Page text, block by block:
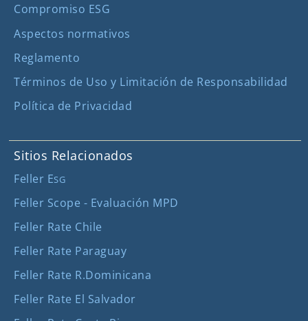
Compromiso ESG
Aspectos normativos
Reglamento
Términos de Uso y Limitación de Responsabilidad
Política de Privacidad
Sitios Relacionados
Feller ESG
Feller Scope - Evaluación MPD
Feller Rate Chile
Feller Rate Paraguay
Feller Rate R.Dominicana
Feller Rate El Salvador